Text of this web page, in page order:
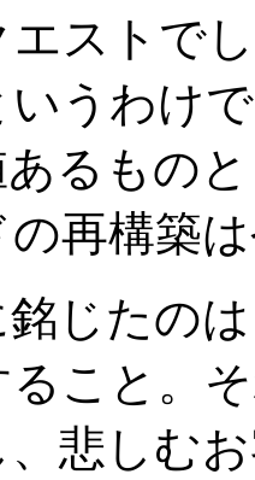
ストで
うわけ
るもの
再構築
じたの
ること。
悲しむ